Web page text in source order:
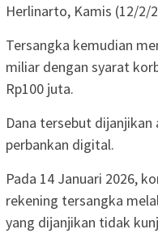
Herlinarto, Kamis (12/2/
Tersangka kemudian
miliar dengan syarat
Rp100 juta.
Dana tersebut
perbankan digital.
Pada 14 Januari 2026,
rekening tersangka
yang dijanjikan tidak